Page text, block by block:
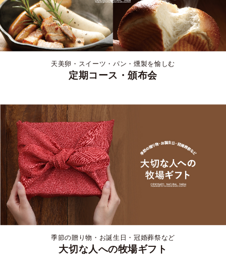
天美卵・スイーツ・パン・燻製を愉しむ
定期コース・頒布会
季節の贈り物・お誕生日・冠婚葬祭など
大切な人への牧場ギフト